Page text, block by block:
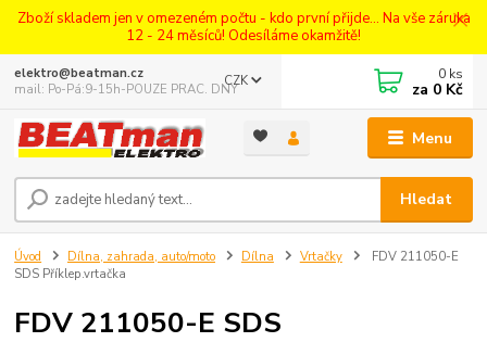
Zboží skladem jen v omezeném počtu - kdo první přijde... Na vše záruka
12 - 24 měsíců! Odesíláme okamžitě!
Menu
CZK
Hledat
elektro@beatman.cz
mail: Po-Pá:9-15h-POUZE PRAC. DNY
0 ks
za 0 Kč
Úvod Dílna, zahrada, auto/moto Dílna Vrtačky
FDV 211050-E
SDS Příklep.vrtačka
FDV 211050-E SDS